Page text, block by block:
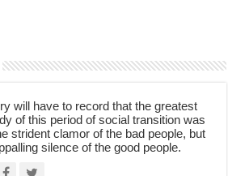
will have to record that the greatest
of this period of social transition was
strident clamor of the bad people, but
silence of the good people.